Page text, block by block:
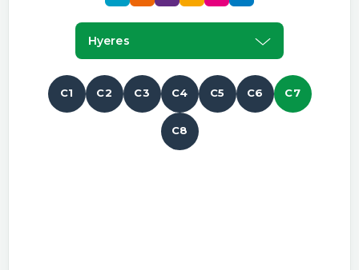
Hyeres
C1 C2 C3 C4 C5 C6 C7
C8